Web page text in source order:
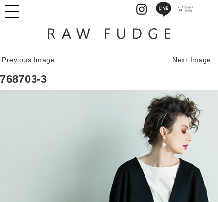
Previous Image Next Image
768703-3